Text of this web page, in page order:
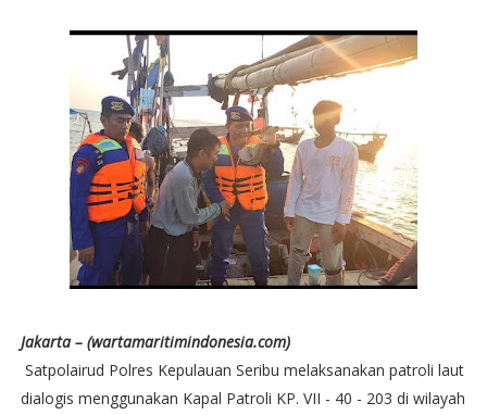
Jakarta – (wartamaritimindonesia.com)
Satpolairud Polres Kepulauan Seribu melaksanakan patroli laut
dialogis menggunakan Kapal Patroli KP. VII - 40 - 203 di wilayah